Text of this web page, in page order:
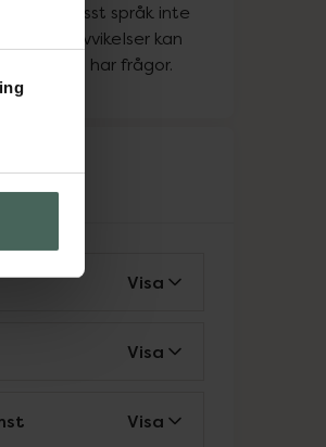
ett visst språk inte
vissa avvikelser kan
om du har frågor.
Visa
Visa
Visa